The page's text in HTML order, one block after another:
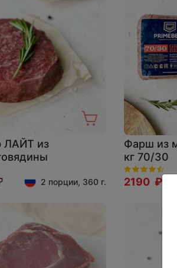
ЛАЙТ из
2 порции, 360 г.
Фарш из
кг 70/30
2190 ₽